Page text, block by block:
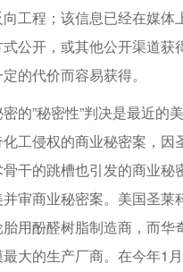
工程；该信息已经在媒体
公开，或其他公开渠道获
的代价而容易获得。
”秘密性”判决是最近的
工侵权的商业秘密案，因
骨干的跳槽也引发的商业秘
审商业秘密案。美国圣莱
用酚醛树脂制造商，而华
大的生产厂商。在今年1